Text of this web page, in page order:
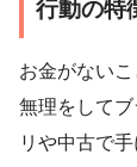
行動の特
お金がない
無理をして
リや中古で